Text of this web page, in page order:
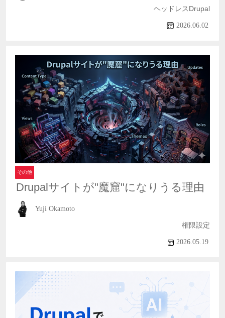
ヘッドレスDrupal
2026.06.02
その他
Drupalサイトが"魔窟"になりうる理由
Yuji Okamoto
権限設定
2026.05.19